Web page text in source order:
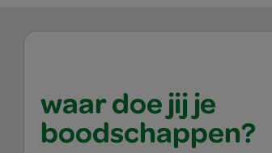
waar doe jij je
boodschappen?